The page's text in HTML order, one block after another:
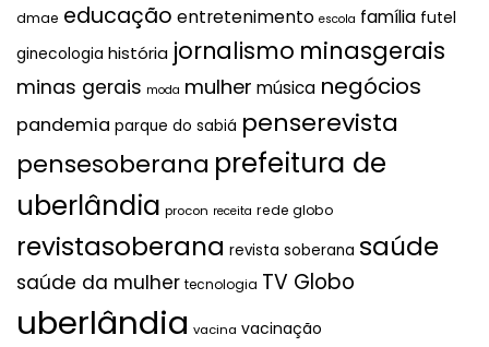
dmae educação entretenimento escola família futel
ginecologia história jornalismo minasgerais
minas gerais moda mulher música negócios
pandemia parque do sabiá penserevista
pensesoberana prefeitura de
uberlândia procon receita rede globo
revistasoberana revista soberana saúde
saúde da mulher tecnologia TV Globo
uberlândia vacina vacinação